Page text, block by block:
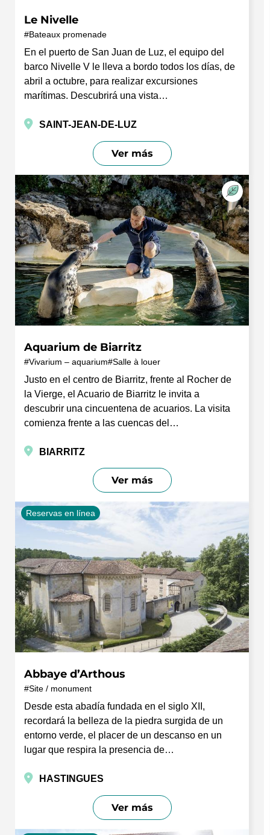
Le Nivelle
Bateaux promenade
En el puerto de San Juan de Luz, el equipo del
barco Nivelle V le lleva a bordo todos los días, de
abril a octubre, para realizar excursiones
marítimas. Descubrirá una vista…
SAINT-JEAN-DE-LUZ
Ver más
Aquarium de Biarritz
Vivarium – aquarium Salle à louer
Justo en el centro de Biarritz, frente al Rocher de
la Vierge, el Acuario de Biarritz le invita a
descubrir una cincuentena de acuarios. La visita
comienza frente a las cuencas del…
BIARRITZ
Ver más
Reservas en línea
Abbaye d’Arthous
Site / monument
Desde esta abadía fundada en el siglo XII,
recordará la belleza de la piedra surgida de un
entorno verde, el placer de un descanso en un
lugar que respira la presencia de…
HASTINGUES
Ver más